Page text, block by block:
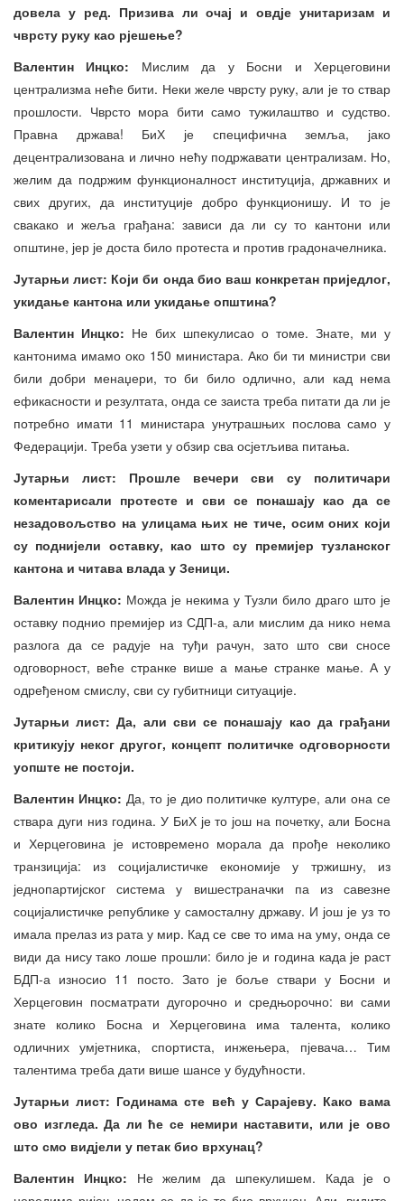
довела у ред. Призива ли очај и овдје унитаризам и
чврсту руку као рјешење?
Валентин Инцко: Мислим да у Босни и Херцеговини
централизма неће бити. Неки желе чврсту руку, али је то ствар
прошлости. Чврсто мора бити само тужилаштво и судство.
Правна држава! БиХ је специфична земља, јако
децентрализована и лично нећу подржавати централизам. Но,
желим да подржим функционалност институција, државних и
свих других, да институције добро функционишу. И то је
свакако и жеља грађана: зависи да ли су то кантони или
општине, јер је доста било протеста и против градоначелника.
Јутарњи лист: Који би онда био ваш конкретан приједлог,
укидање кантона или укидање општина?
Валентин Инцко: Не бих шпекулисао о томе. Знате, ми у
кантонима имамо око 150 министара. Ако би ти министри сви
били добри менаџери, то би било одлично, али кад нема
ефикасности и резултата, онда се заиста треба питати да ли је
потребно имати 11 министара унутрашњих послова само у
Федерацији. Треба узети у обзир сва осјетљива питања.
Јутарњи лист: Прошле вечери сви су политичари
коментарисали протесте и сви се понашају као да се
незадовољство на улицама њих не тиче, осим оних који
су поднијели оставку, као што су премијер тузланског
кантона и читава влада у Зеници.
Валентин Инцко: Можда је некима у Тузли било драго што је
оставку поднио премијер из СДП-а, али мислим да нико нема
разлога да се радује на туђи рачун, зато што сви сносе
одговорност, веће странке више а мање странке мање. А у
одређеном смислу, сви су губитници ситуације.
Јутарњи лист: Да, али сви се понашају као да грађани
критикују неког другог, концепт политичке одговорности
уопште не постоји.
Валентин Инцко: Да, то је дио политичке културе, али она се
ствара дуги низ година. У БиХ је то још на почетку, али Босна
и Херцеговина је истовремено морала да прође неколико
транзиција: из социјалистичке економије у тржишну, из
једнопартијског система у вишестраначки па из савезне
социјалистичке републике у самосталну државу. И још је уз то
имала прелаз из рата у мир. Кад се све то има на уму, онда се
види да нису тако лоше прошли: било је и година када је раст
БДП-а износио 11 посто. Зато је боље ствари у Босни и
Херцеговин посматрати дугорочно и средњорочно: ви сами
знате колико Босна и Херцеговина има талента, колико
одличних умјетника, спортиста, инжењера, пјевача… Тим
талентима треба дати више шансе у будућности.
Јутарњи лист: Годинама сте већ у Сарајеву. Како вама
ово изгледа. Да ли ће се немири наставити, или је ово
што смо видјели у петак био врхунац?
Валентин Инцко: Не желим да шпекулишем. Када је о